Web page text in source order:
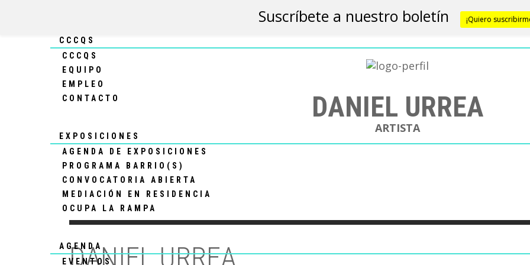
CCCQS
CCCQS
EQUIPO
EMPLEO
CONTACTO
EXPOSICIONES
AGENDA DE EXPOSICIONES
PROGRAMA BARRIO(S)
CONVOCATORIA ABIERTA
MEDIACIÓN EN RESIDENCIA
OCUPA LA RAMPA
AGENDA
EVENTOS
DANIEL URREA
ARTISTA
DANIEL URREA
Suscríbete a nuestro boletín ¡Quiero